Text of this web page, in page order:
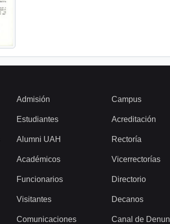
Admisión
Estudiantes
Alumni UAH
Académicos
Funcionarios
Visitantes
Comunicaciones
Campus
Acreditación
Rectoría
Vicerrectorías
Directorio
Decanos
Canal de